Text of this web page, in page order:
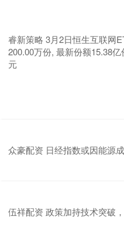
睿新策略 3月2日恒生互联网
200.00万份, 最新份额15.38
元
众豪配资 日经指数或因能源
伍祥配资 政策加持技术突破